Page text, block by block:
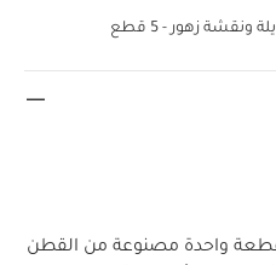
زهور - 5 قطع
من 5 ألبسة قطعة واحدة مصنوعة من القطن